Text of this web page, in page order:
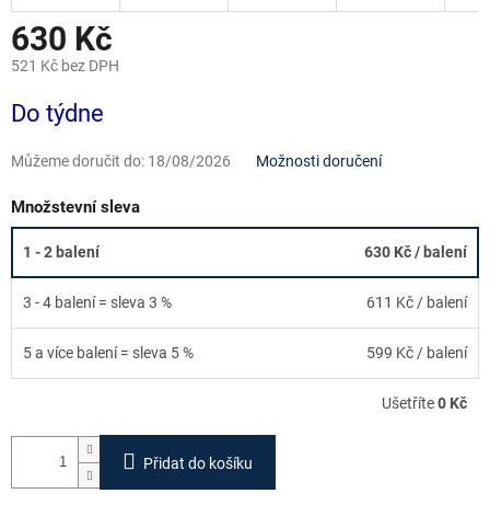
630 Kč
521 Kč bez DPH
cena:
Do týdne
Můžeme doručit do: 18/08/2026 Možnosti doručení
Množstevní sleva
1 - 2 balení 630 Kč/ balení
3 - 4 balení = sleva 3 % 611 Kč / balení
5 a více balení = sleva 5 % 599 Kč / balení
Ušetříte0 Kč
Přidat do košíku